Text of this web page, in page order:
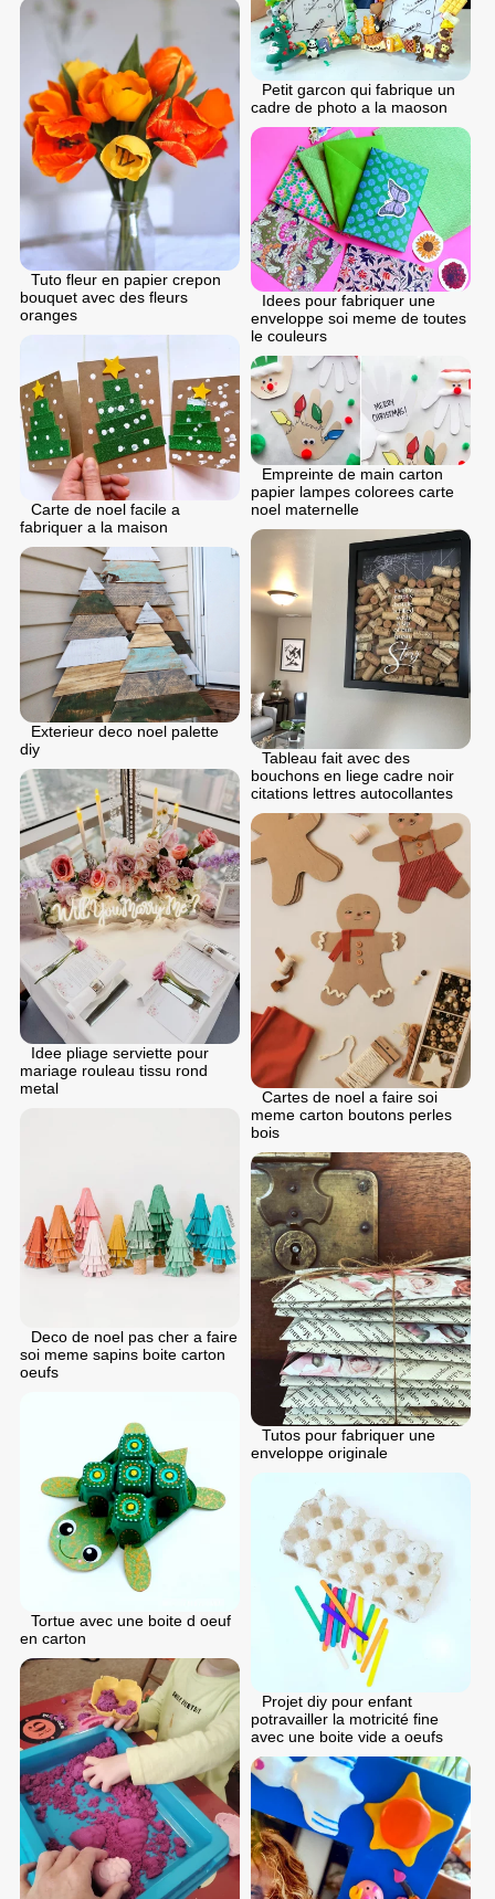
Petit garcon qui fabrique un
cadre de photo a la maoson
Tuto fleur en papier crepon
bouquet avec des fleurs
oranges
Idees pour fabriquer une
enveloppe soi meme de toutes
le couleurs
Carte de noel facile a
fabriquer a la maison
Empreinte de main carton
papier lampes colorees carte
noel maternelle
Tableau fait avec des
bouchons en liege cadre noir
citations lettres autocollantes
Exterieur deco noel palette
diy
Idee pliage serviette pour
mariage rouleau tissu rond
metal
Cartes de noel a faire soi
meme carton boutons perles
bois
Deco de noel pas cher a faire
soi meme sapins boite carton
oeufs
Tutos pour fabriquer une
enveloppe originale
Tortue avec une boite d oeuf
en carton
Projet diy pour enfant
potravailler la motricité fine
avec une boite vide a oeufs